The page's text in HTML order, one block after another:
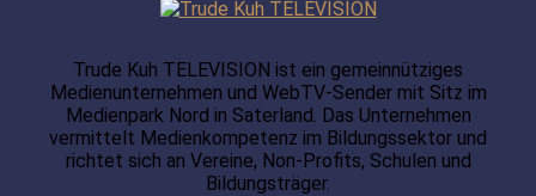
Trude Kuh TELEVISION ist ein gemeinnütziges
Medienunternehmen und WebTV-Sender mit Sitz im
Medienpark Nord in Saterland. Das Unternehmen
vermittelt Medienkompetenz im Bildungssektor und
richtet sich an Vereine, Non-Profits, Schulen und
Bildungsträger.